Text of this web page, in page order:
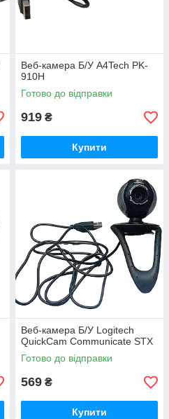
Веб-камера Б/У A4Tech PK-
910H
Готово до відправки
919 ₴
Купити
Веб-камера Б/У Logitech
QuickCam Communicate STX
Готово до відправки
569 ₴
Купити